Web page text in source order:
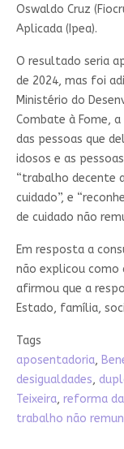
Oswaldo Cruz
Aplicada (Ipea).
O resultado seria
de 2024, mas foi
Ministério do
Combate à Fome,
das pessoas que
idosos e as
“trabalho decente
cuidado”, e
de cuidado não
Em resposta a
não explicou como
afirmou que a
Estado, família,
Tags
aposentadoria,
desigualdades,
Teixeira, reforma
trabalho não